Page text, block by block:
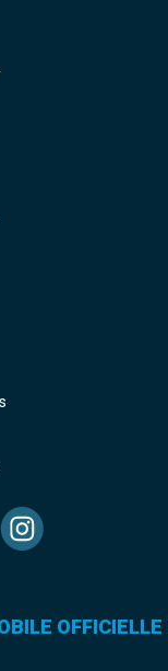
OFFICIELLE